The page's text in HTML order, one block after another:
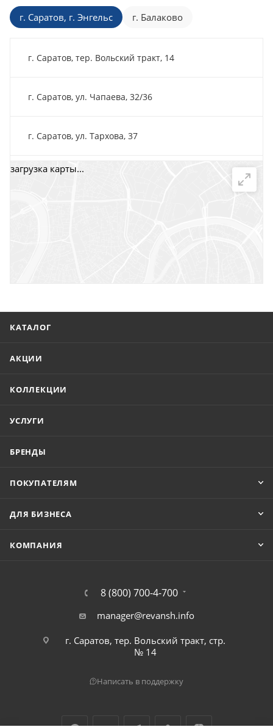
г. Саратов, г. Энгельс г. Балаково
г. Саратов, тер. Вольский тракт, 14
г. Саратов, ул. Чапаева, 32/36
г. Саратов, ул. Тархова, 37
г. Саратов, пр-т. 50 лет Октября, 118Д, помещ. 15
загрузка карты...
КАТАЛОГ
АКЦИИ
КОЛЛЕКЦИИ
УСЛУГИ
БРЕНДЫ
ПОКУПАТЕЛЯМ
ДЛЯ БИЗНЕСА
КОМПАНИЯ
8 (800) 700-4-700
manager@revansh.info
г. Саратов, тер. Вольский тракт, стр.
№ 14
Написать в поддержку